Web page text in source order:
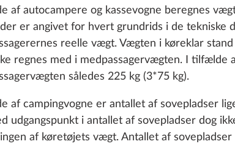
data for statistics and marketing only if
all". You can revoke your consent at any
information about cookies and
af autocampere og kassevogne beregnes
der er angivet for hvert grundrids i de tekniske
reelle vægt. Vægten i køreklar
regnes med i medpassagervægten. I tilfælde
således 225 kg (3*75 kg).
af campingvogne er antallet af sovepladser
udgangspunkt i antallet af sovepladser dog
af køretøjets vægt. Antallet af